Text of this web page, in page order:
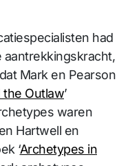
had
aantrekkingskracht,
Mark en Pearson
the Outlaw’
waren
Hartwell en
‘Archetypes in